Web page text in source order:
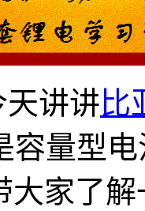
讲讲 比
容量型
大家了